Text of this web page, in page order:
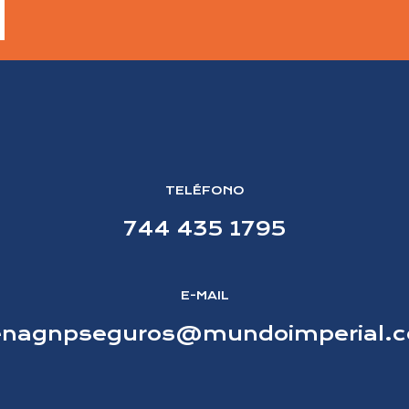
TELÉFONO
744 435 1795
E-MAIL